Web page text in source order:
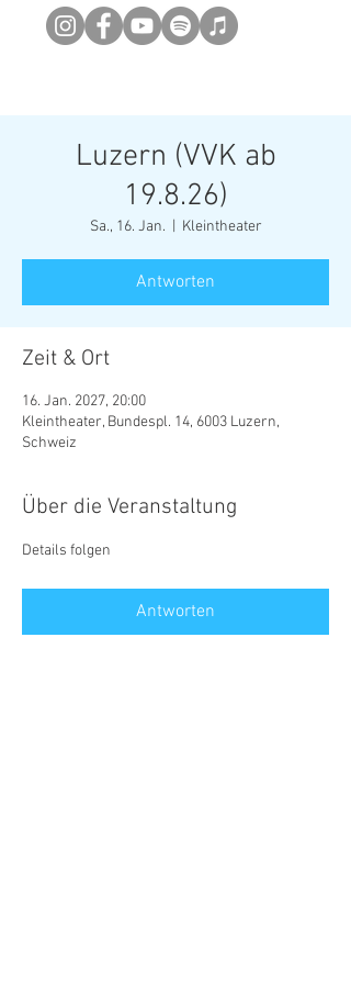
Luzern (VVK ab
19.8.26)
Sa., 16. Jan. Kleintheater
Antworten
Zeit & Ort
16. Jan. 2027, 20:00
Kleintheater, Bundespl. 14, 6003 Luzern,
Schweiz
Über die Veranstaltung
Details folgen
Antworten